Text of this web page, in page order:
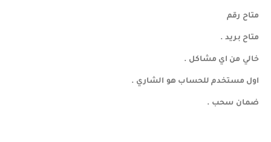
️️️متاح رقم
️️️متاح بريد .
️️️خالي من اي مشاكل .
️️️اول مستخدم للحساب هو الشاري .
️️️ضمان سحب .